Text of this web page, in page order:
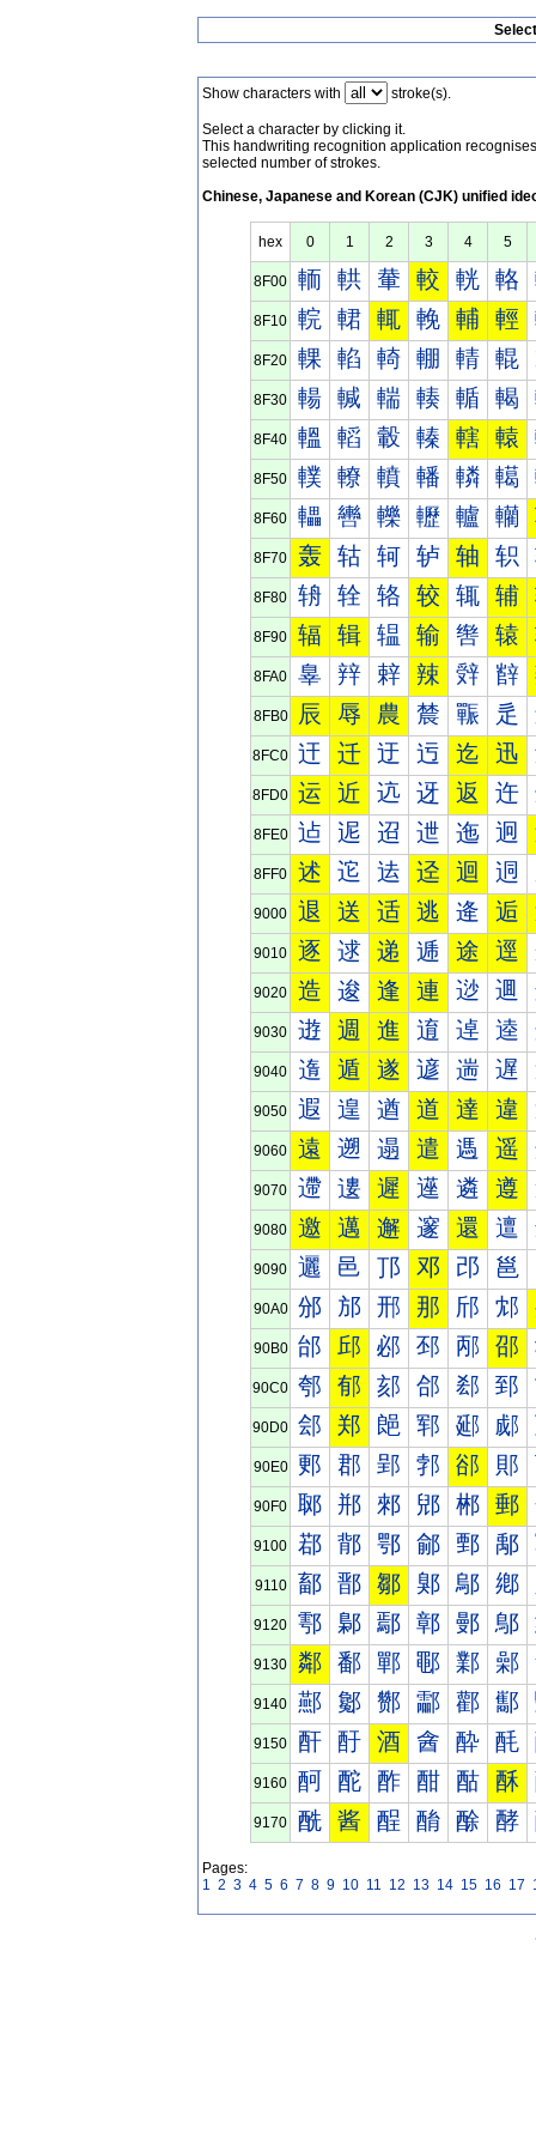
Show characters with stroke(s).
Select a character by clicking it.
This handwriting recognition application
selected number of strokes.
Chinese, Japanese and Korean (CJK) unified
hex 0 1 2 3 4 5
8F00 輀 輁 輂 較 輄 輅
8F10 輐 輑 輒 輓 輔 輕
8F20 輠 輡 輢 輣 輤 輥
8F30 輰 輱 輲 輳 輴 輵
8F40 轀 轁 轂 轃 轄 轅
8F50 轐 轑 轒 轓 轔 轕
8F60 轠 轡 轢 轣 轤 轥
8F70 轰 轱 轲 轳 轴 轵
8F80 辀 辁 辂 较 辄 辅
8F90 辐 辑 辒 输 辔 辕
8FA0 辠 辡 辢 辣 辤 辥
8FB0 辰 辱 農 辳 辴 辵
8FC0 迀 迁 迂 迃 迄 迅
8FD0 运 近 迒 迓 返 迕
8FE0 迠 迡 迢 迣 迤 迥
8FF0 述 迱 迲 迳 迴 迵
9000 退 送 适 逃 逄 逅
9010 逐 逑 递 逓 途 逕
9020 造 逡 逢 連 逤 逥
9030 逰 週 進 逳 逴 逵
9040 遀 遁 遂 遃 遄 遅
9050 遐 遑 遒 道 達 違
9060 遠 遡 遢 遣 遤 遥
9070 遰 遱 遲 遳 遴 遵
9080 邀 邁 邂 邃 還 邅
9090 邐 邑 邒 邓 邔 邕
90A0 邠 邡 邢 那 邤 邥
90B0 邰 邱 邲 邳 邴 邵
90C0 郀 郁 郂 郃 郄 郅
90D0 郐 郑 郒 郓 郔 郕
90E0 郠 郡 郢 郣 郤 郥
90F0 郰 郱 郲 郳 郴 郵
9100 鄀 鄁 鄂 鄃 鄄 鄅
9110 鄐 鄑 鄒 鄓 鄔 鄕
9120 鄠 鄡 鄢 鄣 鄤 鄥
9130 鄰 鄱 鄲 鄳 鄴 鄵
9140 酀 酁 酂 酃 酄 酅
9150 酐 酑 酒 酓 酔 酕
9160 酠 酡 酢 酣 酤 酥
9170 酰 酱 酲 酳 酴 酵
Pages:
1 2 3 4 5 6 7 8 9 10 11 12 13 14 15 16 17